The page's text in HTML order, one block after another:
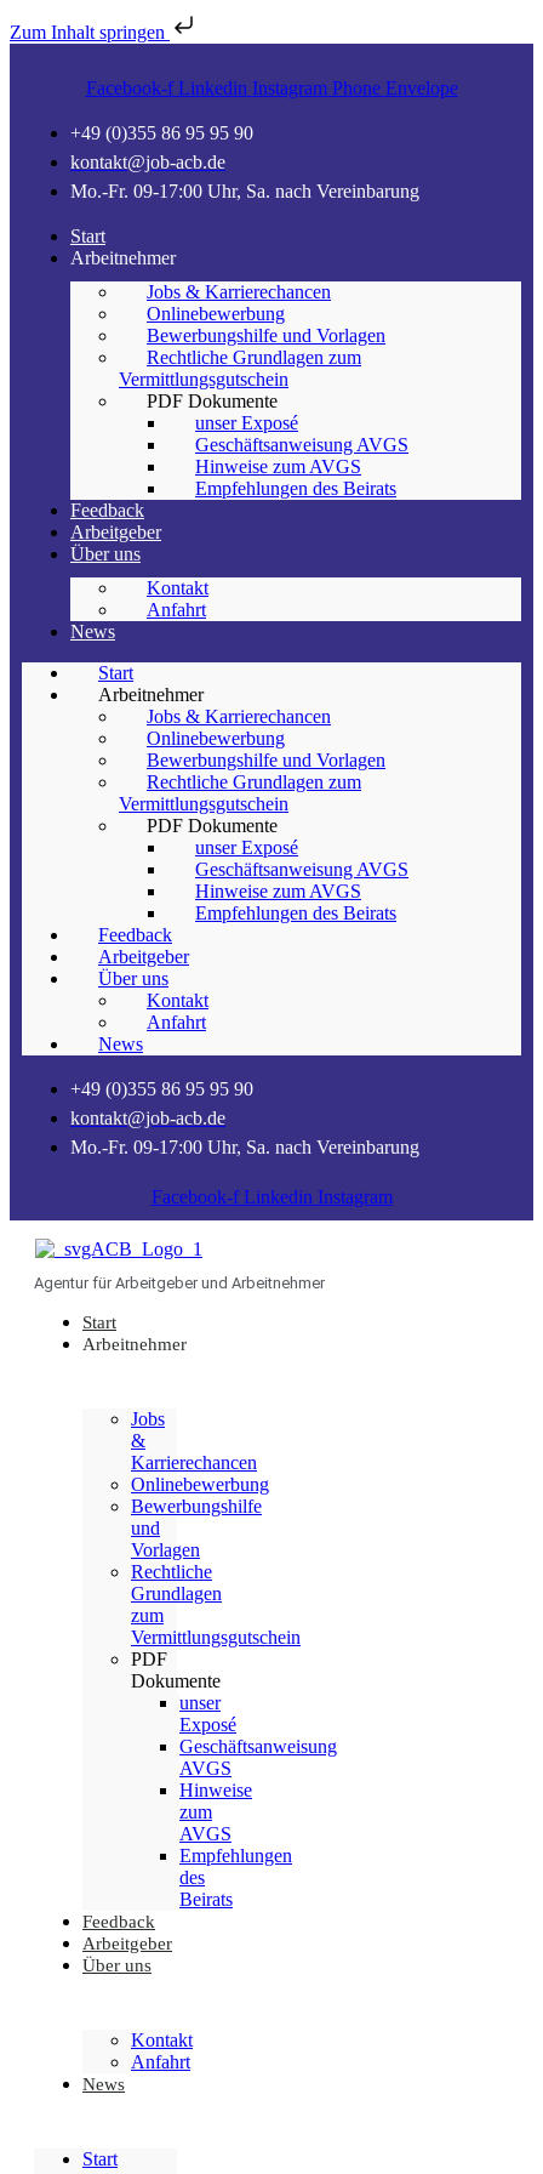
Zum Inhalt springen
Facebook-f Linkedin Instagram Phone Envelope
+49 (0)355 86 95 95 90
kontakt@job-acb.de
Mo.-Fr. 09-17:00 Uhr, Sa. nach Vereinbarung
Start
Arbeitnehmer
Jobs & Karrierechancen
Onlinebewerbung
Bewerbungshilfe und Vorlagen
Rechtliche Grundlagen zum
Vermittlungsgutschein
PDF Dokumente
unser Exposé
Geschäftsanweisung AVGS
Hinweise zum AVGS
Empfehlungen des Beirats
Feedback
Arbeitgeber
Über uns
Kontakt
Anfahrt
News
Start
Arbeitnehmer
Jobs & Karrierechancen
Onlinebewerbung
Bewerbungshilfe und Vorlagen
Rechtliche Grundlagen zum
Vermittlungsgutschein
PDF Dokumente
unser Exposé
Geschäftsanweisung AVGS
Hinweise zum AVGS
Empfehlungen des Beirats
Feedback
Arbeitgeber
Über uns
Kontakt
Anfahrt
News
+49 (0)355 86 95 95 90
kontakt@job-acb.de
Mo.-Fr. 09-17:00 Uhr, Sa. nach Vereinbarung
Facebook-f Linkedin Instagram
Agentur für Arbeitgeber und Arbeitnehmer
Start
Arbeitnehmer
Jobs
&
Karrierechancen
Onlinebewerbung
Bewerbungshilfe
und
Vorlagen
Rechtliche
Grundlagen
zum
Vermittlungsgutschein
PDF
Dokumente
unser
Exposé
Geschäftsanweisung
AVGS
Hinweise
zum
AVGS
Empfehlungen
des
Beirats
Feedback
Arbeitgeber
Über uns
Kontakt
Anfahrt
News
Start